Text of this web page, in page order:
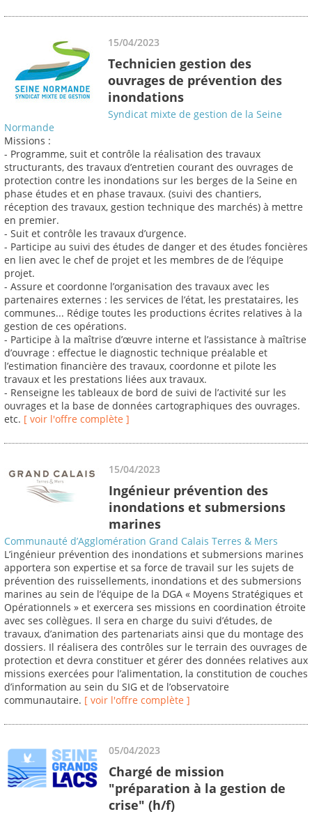
15/04/2023
Technicien gestion des
ouvrages de prévention des
inondations
Syndicat mixte de gestion de la Seine
Normande
Missions :
- Programme, suit et contrôle la réalisation des travaux
structurants, des travaux d’entretien courant des ouvrages de
protection contre les inondations sur les berges de la Seine en
phase études et en phase travaux. (suivi des chantiers,
réception des travaux, gestion technique des marchés) à mettre
en premier.
- Suit et contrôle les travaux d’urgence.
- Participe au suivi des études de danger et des études foncières
en lien avec le chef de projet et les membres de de l’équipe
projet.
- Assure et coordonne l’organisation des travaux avec les
partenaires externes : les services de l’état, les prestataires, les
communes... Rédige toutes les productions écrites relatives à la
gestion de ces opérations.
- Participe à la maîtrise d’œuvre interne et l’assistance à maîtrise
d’ouvrage : effectue le diagnostic technique préalable et
l’estimation financière des travaux, coordonne et pilote les
travaux et les prestations liées aux travaux.
- Renseigne les tableaux de bord de suivi de l’activité sur les
ouvrages et la base de données cartographiques des ouvrages.
etc. [ voir l'offre complète ]
15/04/2023
Ingénieur prévention des
inondations et submersions
marines
Communauté d’Agglomération Grand Calais Terres & Mers
L’ingénieur prévention des inondations et submersions marines
apportera son expertise et sa force de travail sur les sujets de
prévention des ruissellements, inondations et des submersions
marines au sein de l’équipe de la DGA « Moyens Stratégiques et
Opérationnels » et exercera ses missions en coordination étroite
avec ses collègues. Il sera en charge du suivi d’études, de
travaux, d’animation des partenariats ainsi que du montage des
dossiers. Il réalisera des contrôles sur le terrain des ouvrages de
protection et devra constituer et gérer des données relatives aux
missions exercées pour l’alimentation, la constitution de couches
d’information au sein du SIG et de l’observatoire
communautaire. [ voir l'offre complète ]
05/04/2023
Chargé de mission
"préparation à la gestion de
crise" (h/f)